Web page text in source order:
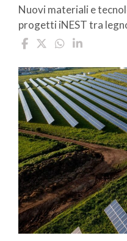
Nuovi materiali e
progetti iNEST tra